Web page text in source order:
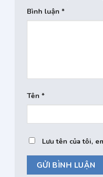
Bình luận *
Tên *
Lưu tên của tôi,